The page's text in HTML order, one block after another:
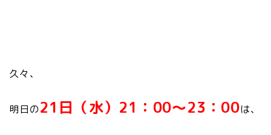
久々、
明日の21日（水）21：00～23：00は、